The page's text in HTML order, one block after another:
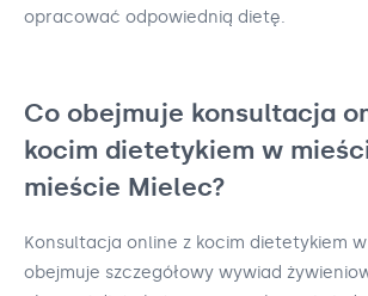
opracować odpowiednią dietę.
Co obejmuje konsultacja
kocim dietetykiem w
mieście Mielec?
Konsultacja online z kocim dietetykiem
obejmuje szczegółowy wywiad